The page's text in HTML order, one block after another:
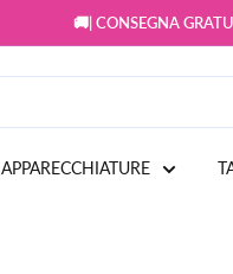
🚚| CONSEGNA
APPARECCHIATURE